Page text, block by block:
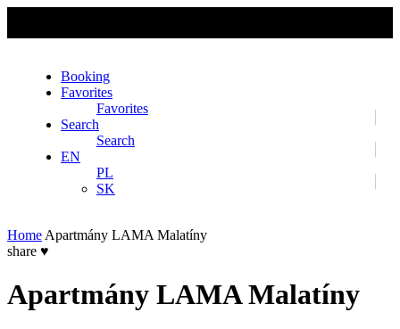
Booking
Favorites
Favorites
Search
Search
EN
PL
SK
Home Apartmány LAMA Malatíny
share ♥
Apartmány LAMA Malatíny